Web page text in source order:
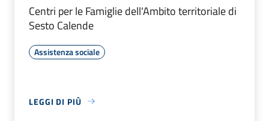
Centri per le Famiglie dell'Ambito territoriale di
Sesto Calende
Assistenza sociale
LEGGI DI PIÙ